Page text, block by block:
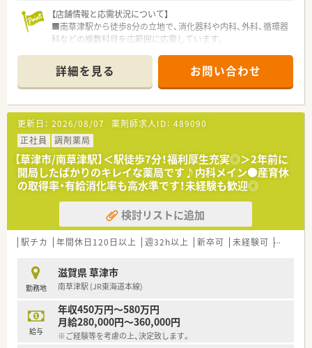
【店舗情報と応需状況について】
■南草津駅から徒歩8分の立地で、消化器科や内科、外科、循環器
科などの複数科目を広範囲に応需しています。
に良好なため疑義照会も円滑に進められる環境です。
■開局して間もない清潔感溢れる店舗であり、最新の電子薬歴シ
ステムを導入して業務効率化を図っております。
【募集背景と求める人物像について】
■店舗のさらなるサービス向上と在宅業務の体制強化を目的に、
前向きに業務へ取り組める方を急募しています。
■将来的に店長や管理職を目指したい意欲的な方や、地域に密着
して長く貢献したい方を高く評価し採用します。
■調剤経験が4年以上あり認定薬剤師を取得している方や、キャ
リア志向を持ち周囲と協力できる方を求めます。
【法人特徴について】
■全国に約400店舗を展開しており、医療モール開発のパイオニ
アとして業界トップクラスのシェアを誇ります。
深く女性が長く働き続けられる制度が万全です。
■高い利益率を維持しつつ安定した経営を続けており、従業員の
定着率が97%と非常に高いことも特徴です。
【求人情報について】
■正社員の勤務薬剤師として、想定年収は400万円から600万円
の範囲で経験やスキルを考慮して決定します。
詳細を見る お問い合わせ
更新日： 2026/08/07 薬剤師求人ID： 489090
正社員
調剤薬局
【草津市/南草津駅】＜駅徒歩7分！福利厚生充実◎＞2年前に
開局したばかりのキレイな薬局です♪内科メイン●産育休
の取得率・有給消化率も高水準です！未経験も歓迎◎
検討リストに追加
駅チカ 年間休日120日以上 週32h以上 新卒可 未経験可 ブラン
勤務地
滋賀県 草津市
南草津駅 (JR東海道本線)
給与
年収450万円～580万円
月給280,000円～360,000円
※ご経験等を考慮の上、決定致します。